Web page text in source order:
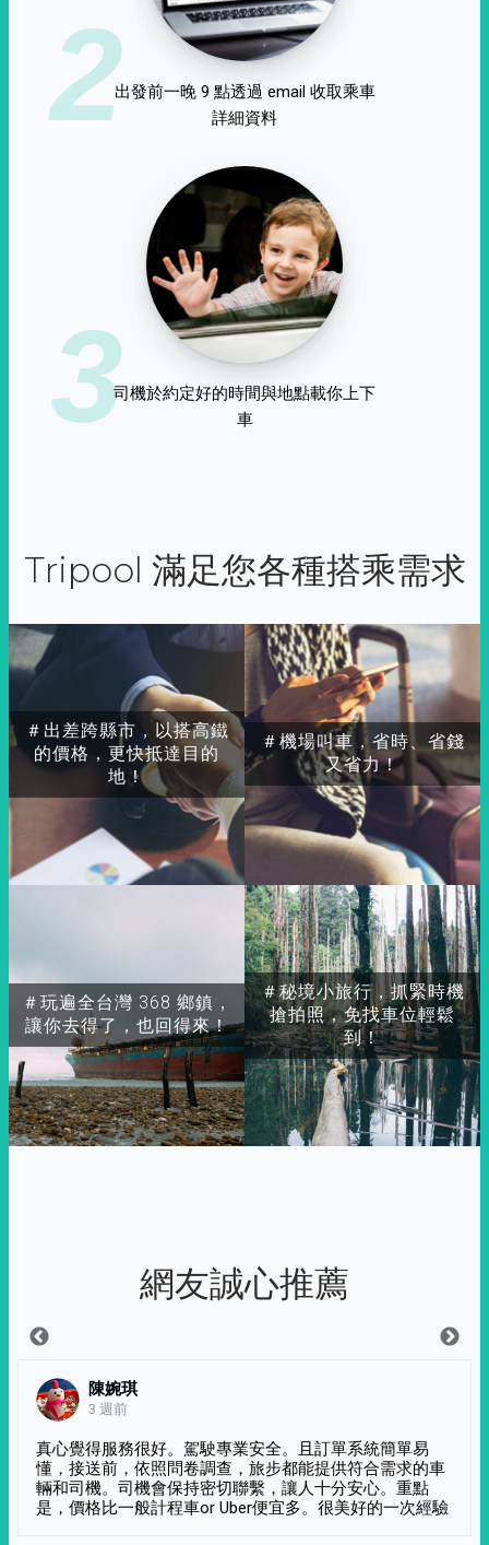
2出發前一晚 9 點透過 email 收取乘車
詳細資料
3司機於約定好的時間與地點載你上下
車
Tripool 滿足您各種搭乘需求
＃出差跨縣市，以搭高鐵
的價格，更快抵達目的
地！
＃玩遍全台灣 368 鄉鎮，
讓你去得了，也回得來！
＃秘境小旅行，抓緊時機
搶拍照，免找車位輕鬆
到！
＃機場叫車，省時、省錢
又省力！
網友誠心推薦
陳婉琪
3 週前
真心覺得服務很好。駕駛專業安全。且訂單系統簡單易
懂，接送前，依照問卷調查，旅步都能提供符合需求的車
輛和司機。司機會保持密切聯繫，讓人十分安心。重點
是，價格比一般計程車or Uber便宜多。很美好的一次經驗